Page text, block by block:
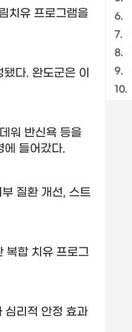
치유 프로그램을
됐다. 완도군은 이
워 반신욕 등을
에 들어갔다.
부 질환 개선, 스트
복합 치유 프로그
심리적 안정 효과
6.
7.
8.
9.
10.